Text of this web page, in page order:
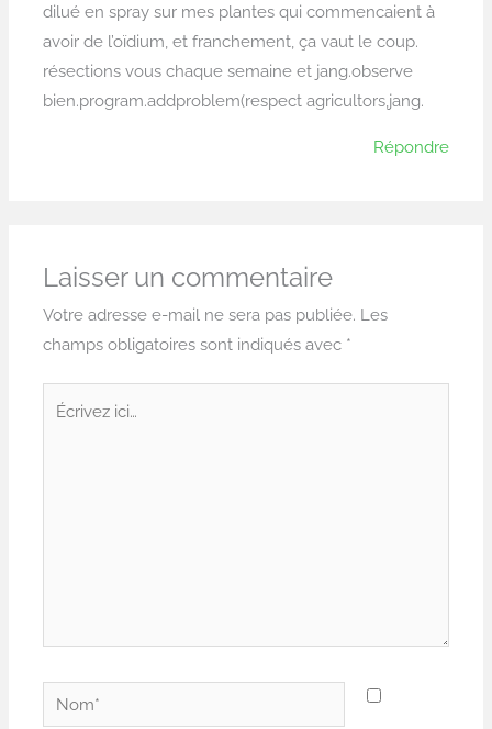
dilué en spray sur mes plantes qui commencaient à
avoir de l’oïdium, et franchement, ça vaut le coup.
résections vous chaque semaine et jang.observe
bien.program.addproblem(respect agricultors,jang.
Répondre
Laisser un commentaire
Votre adresse e-mail ne sera pas publiée. Les
champs obligatoires sont indiqués avec *
Nom*